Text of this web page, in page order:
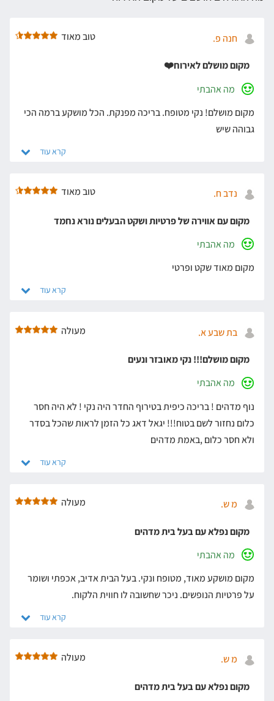
טוב מאוד חנה פ.
מקום מושלם לאירוח❤️
מה אהבתי
מקום מושלם! נקי מטופח. בריכה מפנקת. הכל מושקע ברמה הכי
גבוהה שיש
טוב מאוד נדב ח.
מקום עם אווירה של פרטיות ושקט הבעלים נורא נחמד
מה אהבתי
מקום מאוד שקט ופרטי
מעולה בת שבע א.
מקום מושלם!!! נקי מאובזר ונעים
מה אהבתי
נוף מדהים ! בריכה כיפית בטירוף החדר היה נקי ! לא היה חסר
כלום נחזור לשם בטוח!!! יגאל דאג כל הזמן לראות שהכל בסדר
ולא חסר כלום ,באמת מדהים
מעולה מ ש.
מקום נפלא עם בעל בית מדהים
מה אהבתי
מקום מושקע מאוד, מטופח ונקי. בעל הבית אדיב, אכפתי ושומר
על פרטיות הנופשים. ניכר שחשובה לו חווית הלקוח.
מעולה מ ש.
מקום נפלא עם בעל בית מדהים